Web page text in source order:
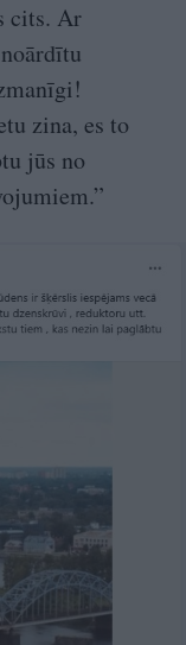
cits. Ar
zina, es to
jūs no